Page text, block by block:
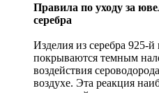
Правила по уходу за
серебра
Изделия из серебра 925-
покрываются темным
воздействия
воздухе. Эта реакция